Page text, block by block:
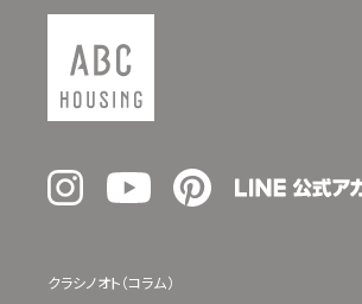
クラシノオト（コラム）